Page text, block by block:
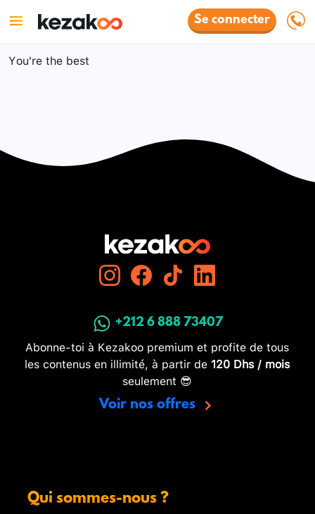
Se connecter
You're the best
+212 6 888 73407
Abonne-toi à Kezakoo premium et profite de tous
les contenus en illimité, à partir de 120 Dhs / mois
seulement 😎
Voir nos offres
Qui sommes-nous ?